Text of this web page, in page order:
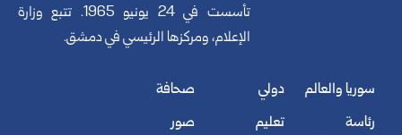
تأسست في 24 يونيو 1965. تتبع وزارة
الإعلام، ومركزها الرئيسي في دمشق.
سوريا والعالم
رئاسة
دولي
تعليم
صحافة
صور